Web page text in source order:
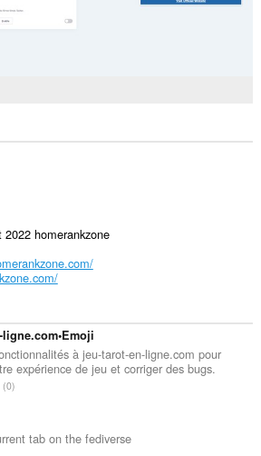
2022 homerankzone
à jeu-tarot-en-ligne.com pour
expérience de jeu et corriger des bugs.
0
tab on the fediverse